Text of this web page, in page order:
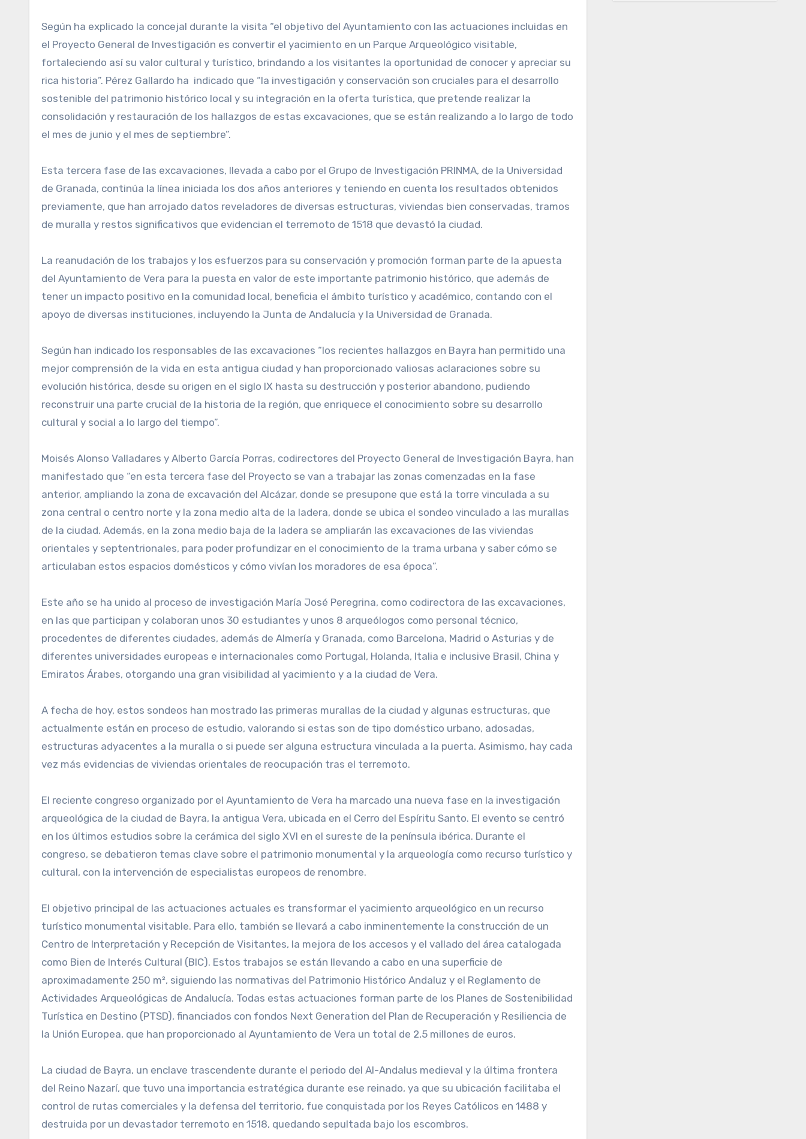
Según ha explicado la concejal durante la visita “el objetivo del Ayuntamiento con las actuaciones incluidas en
el Proyecto General de Investigación es convertir el yacimiento en un Parque Arqueológico visitable,
fortaleciendo así su valor cultural y turístico, brindando a los visitantes la oportunidad de conocer y apreciar su
rica historia”. Pérez Gallardo ha indicado que “la investigación y conservación son cruciales para el desarrollo
sostenible del patrimonio histórico local y su integración en la oferta turística, que pretende realizar la
consolidación y restauración de los hallazgos de estas excavaciones, que se están realizando a lo largo de todo
el mes de junio y el mes de septiembre”.
Esta tercera fase de las excavaciones, llevada a cabo por el Grupo de Investigación PRINMA, de la Universidad
de Granada, continúa la línea iniciada los dos años anteriores y teniendo en cuenta los resultados obtenidos
previamente, que han arrojado datos reveladores de diversas estructuras, viviendas bien conservadas, tramos
de muralla y restos significativos que evidencian el terremoto de 1518 que devastó la ciudad.
La reanudación de los trabajos y los esfuerzos para su conservación y promoción forman parte de la apuesta
del Ayuntamiento de Vera para la puesta en valor de este importante patrimonio histórico, que además de
tener un impacto positivo en la comunidad local, beneficia el ámbito turístico y académico, contando con el
apoyo de diversas instituciones, incluyendo la Junta de Andalucía y la Universidad de Granada.
Según han indicado los responsables de las excavaciones “los recientes hallazgos en Bayra han permitido una
mejor comprensión de la vida en esta antigua ciudad y han proporcionado valiosas aclaraciones sobre su
evolución histórica, desde su origen en el siglo IX hasta su destrucción y posterior abandono, pudiendo
reconstruir una parte crucial de la historia de la región, que enriquece el conocimiento sobre su desarrollo
cultural y social a lo largo del tiempo”.
Moisés Alonso Valladares y Alberto García Porras, codirectores del Proyecto General de Investigación Bayra, han
manifestado que “en esta tercera fase del Proyecto se van a trabajar las zonas comenzadas en la fase
anterior, ampliando la zona de excavación del Alcázar, donde se presupone que está la torre vinculada a su
zona central o centro norte y la zona medio alta de la ladera, donde se ubica el sondeo vinculado a las murallas
de la ciudad. Además, en la zona medio baja de la ladera se ampliarán las excavaciones de las viviendas
orientales y septentrionales, para poder profundizar en el conocimiento de la trama urbana y saber cómo se
articulaban estos espacios domésticos y cómo vivían los moradores de esa época”.
Este año se ha unido al proceso de investigación María José Peregrina, como codirectora de las excavaciones,
en las que participan y colaboran unos 30 estudiantes y unos 8 arqueólogos como personal técnico,
procedentes de diferentes ciudades, además de Almería y Granada, como Barcelona, Madrid o Asturias y de
diferentes universidades europeas e internacionales como Portugal, Holanda, Italia e inclusive Brasil, China y
Emiratos Árabes, otorgando una gran visibilidad al yacimiento y a la ciudad de Vera.
A fecha de hoy, estos sondeos han mostrado las primeras murallas de la ciudad y algunas estructuras, que
actualmente están en proceso de estudio, valorando si estas son de tipo doméstico urbano, adosadas,
estructuras adyacentes a la muralla o si puede ser alguna estructura vinculada a la puerta. Asimismo, hay cada
vez más evidencias de viviendas orientales de reocupación tras el terremoto.
El reciente congreso organizado por el Ayuntamiento de Vera ha marcado una nueva fase en la investigación
arqueológica de la ciudad de Bayra, la antigua Vera, ubicada en el Cerro del Espíritu Santo. El evento se centró
en los últimos estudios sobre la cerámica del siglo XVI en el sureste de la península ibérica. Durante el
congreso, se debatieron temas clave sobre el patrimonio monumental y la arqueología como recurso turístico y
cultural, con la intervención de especialistas europeos de renombre.
El objetivo principal de las actuaciones actuales es transformar el yacimiento arqueológico en un recurso
turístico monumental visitable. Para ello, también se llevará a cabo inminentemente la construcción de un
Centro de Interpretación y Recepción de Visitantes, la mejora de los accesos y el vallado del área catalogada
como Bien de Interés Cultural (BIC). Estos trabajos se están llevando a cabo en una superficie de
aproximadamente 250 m², siguiendo las normativas del Patrimonio Histórico Andaluz y el Reglamento de
Actividades Arqueológicas de Andalucía. Todas estas actuaciones forman parte de los Planes de Sostenibilidad
Turística en Destino (PTSD), financiados con fondos Next Generation del Plan de Recuperación y Resiliencia de
la Unión Europea, que han proporcionado al Ayuntamiento de Vera un total de 2,5 millones de euros.
La ciudad de Bayra, un enclave trascendente durante el periodo del Al-Andalus medieval y la última frontera
del Reino Nazarí, que tuvo una importancia estratégica durante ese reinado, ya que su ubicación facilitaba el
control de rutas comerciales y la defensa del territorio, fue conquistada por los Reyes Católicos en 1488 y
destruida por un devastador terremoto en 1518, quedando sepultada bajo los escombros.